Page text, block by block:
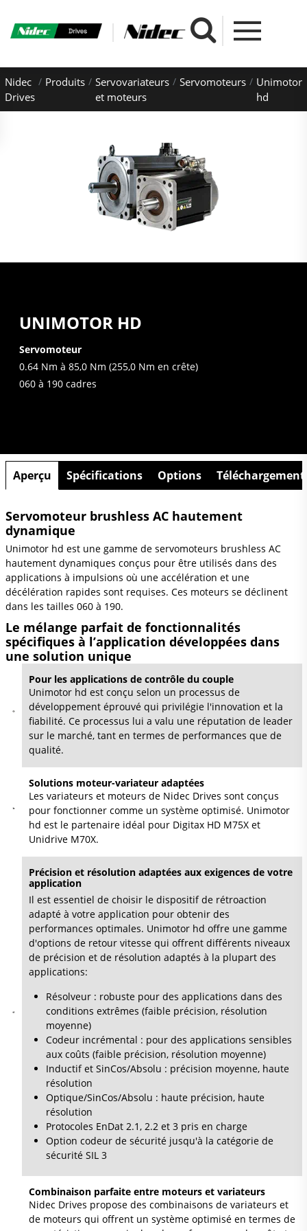
Nidec
Drives
Produits
Servovariateurs
et moteurs
Servomoteurs
Unimotor
hd
UNIMOTOR HD
Servomoteur
0.64 Nm à 85,0 Nm (255,0 Nm en crête)
060 à 190 cadres
Aperçu Spécifications Options
Servomoteur brushless AC hautement
dynamique
Unimotor hd est une gamme de servomoteurs brushless AC
hautement dynamiques conçus pour être utilisés dans des
applications à impulsions où une accélération et une
décélération rapides sont requises. Ces moteurs se déclinent
dans les tailles 060 à 190.
Le mélange parfait de fonctionnalités
spécifiques à l’application développées dans
une solution unique
Pour les applications de contrôle du couple
Unimotor hd est conçu selon un processus de
développement éprouvé qui privilégie l'innovation et la
fiabilité. Ce processus lui a valu une réputation de leader
sur le marché, tant en termes de performances que de
qualité.
Solutions moteur-variateur adaptées
Les variateurs et moteurs de Nidec Drives sont conçus
pour fonctionner comme un système optimisé. Unimotor
hd est le partenaire idéal pour Digitax HD M75X et
Unidrive M70X.
Précision et résolution adaptées aux exigences de votre
application
Il est essentiel de choisir le dispositif de rétroaction
adapté à votre application pour obtenir des
performances optimales. Unimotor hd offre une gamme
d'options de retour vitesse qui offrent différents niveaux
de précision et de résolution adaptés à la plupart des
applications:
Résolveur : robuste pour des applications dans des
conditions extrêmes (faible précision, résolution
moyenne)
Codeur incrémental : pour des applications sensibles
aux coûts (faible précision, résolution moyenne)
Inductif et SinCos/Absolu : précision moyenne, haute
résolution
Optique/SinCos/Absolu : haute précision, haute
résolution
Protocoles EnDat 2.1, 2.2 et 3 pris en charge
Option codeur de sécurité jusqu'à la catégorie de
sécurité SIL 3
Combinaison parfaite entre moteurs et variateurs
Nidec Drives propose des combinaisons de variateurs et
de moteurs qui offrent un système optimisé en termes de